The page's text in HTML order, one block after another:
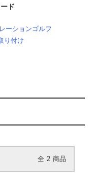
ド
ーションゴルフ
り付け
全 2 商品